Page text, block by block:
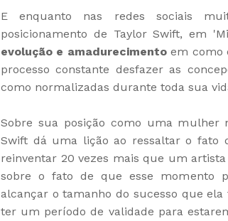
E enquanto nas redes sociais
posicionamento de Taylor Swift, em
evolução e amadurecimentoem como
processo constante desfazer as
como normalizadas durante toda sua
Sobre sua posição como uma mulher
Swift dá uma lição ao ressaltar o fato
reinventar 20 vezes mais que um
sobre o fato de que esse momento
alcançar o tamanho do sucesso que
ter um período de validade para